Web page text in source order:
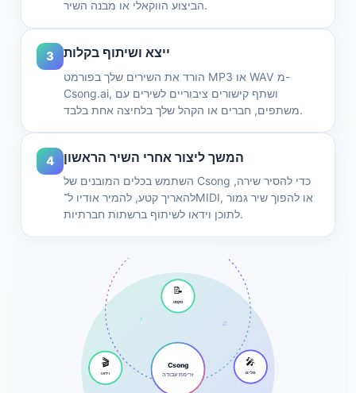
הביצוע הווקאלי או מבנה השיר.
3 ייצא ושיתוף בקלות
הורד את השירים שלך בפורמט MP3 או WAV מ-
Csong.ai, ושתף קישורים ציבוריים לשירים עם
משתפים, חברים או הקהל שלך בלחיצה אחת בלבד.
4 המשך ליצור אחרי השיר הראשון
השתמש בכלים המובנים של Csong כדי להסיר שירה,
להאריך קטע, להמיר אודיו ל־MIDI, או להפוך שיר גמור
לתוכן וידאו לשיתוף ברשתות חברתיות.
Csong
זרימת עבודה
📝
🎤
מלים
🎬
וידאו
♪
♫